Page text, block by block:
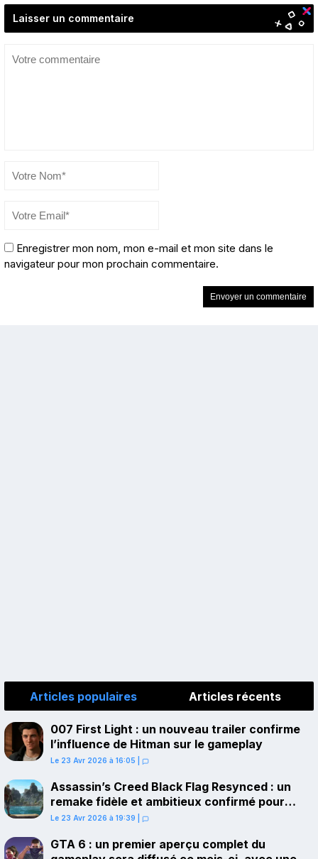
Laisser un commentaire
Enregistrer mon nom, mon e-mail et mon site dans le
navigateur pour mon prochain commentaire.
Articles populaires Articles récents
007 First Light : un nouveau trailer confirme
l’influence de Hitman sur le gameplay
Le 23 Avr 2026 à 16:05
Assassin’s Creed Black Flag Resynced : un
remake fidèle et ambitieux confirmé pour
juillet sur PS5
Le 23 Avr 2026 à 19:39
GTA 6 : un premier aperçu complet du